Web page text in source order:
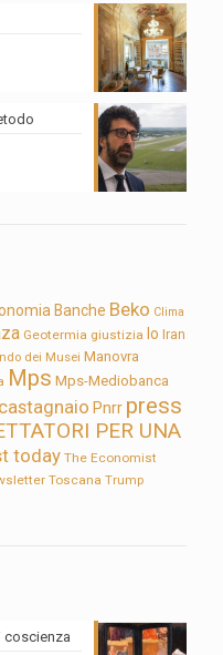
Banche Beko Clima
Geotermia giustizia Io Iran
dei Musei Manovra
Mps Mps-Mediobanca
Pnrr press
PER UNA
today The Economist
Toscana Trump
coscienza